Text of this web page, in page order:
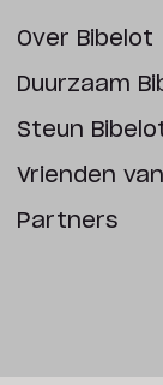
Over Bibelot
Duurzaam
Steun
Vrienden
Partners